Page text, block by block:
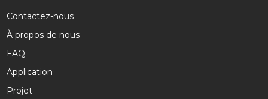
Contactez-nous
À propos de nous
FAQ
Application
Projet